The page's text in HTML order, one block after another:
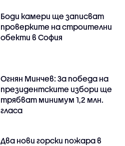
Боди камери ще записват
проверките на строителни
обекти в София
Огнян Минчев: За победа на
президентските избори ще
трябват минимум 1,2 млн.
гласа
Два нови горски пожара в